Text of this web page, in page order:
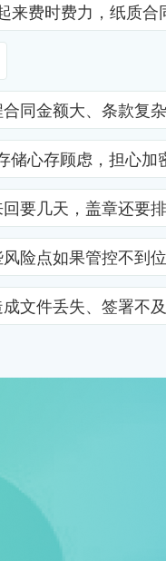
费时费力，纸质
金额大、条款
存顾虑，担
几天，盖章还
点如果管控不
件丢失、签署